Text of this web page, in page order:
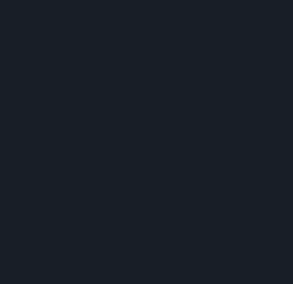
καταπράσινο κάμπο και την
μάθαμε για τον κρυμμένο
Βενετσιάνικο Πύργο που
ιστορικές μονές με μύθους
ιστορίες Βαίνιωτών,
μαγειρέματα, Ιεραπετρίτικες
χοροί της Κρήτης και βαλς